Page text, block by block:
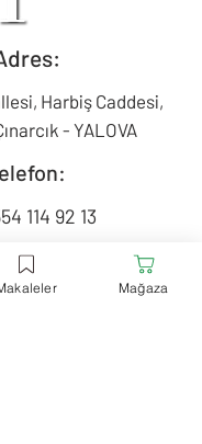
Harbiş Caddesi,
- YALOVA
114 92 13
Mail:
Mağaza